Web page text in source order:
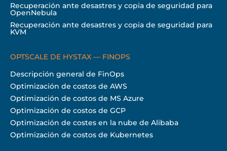
Recuperación ante desastres y copia de seguridad para
OpenNebula
Recuperación ante desastres y copia de seguridad para
KVM
OPTSCALE DE HYSTAX — FINOPS
Descripción general de FinOps
Optimización de costos de AWS
Optimización de costos de MS Azure
Optimización de costos de GCP
Optimización de costes en la nube de Alibaba
Optimización de costos de Kubernetes